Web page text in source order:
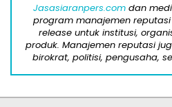
Jasasiaranpers.com dan
program manajemen
release untuk institusi,
produk. Manajemen reputasi
birokrat, politisi, pengusaha,